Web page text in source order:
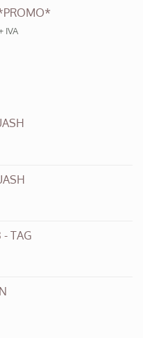
es:
$3,500.00.
IVA
- TAG